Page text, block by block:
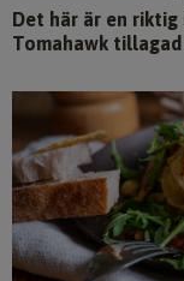
Det här är en riktig
Tomahawk